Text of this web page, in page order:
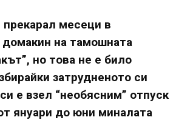
месеци в
на тамошната
но това не е било
затрудненото си
е взел “необясним” отпуск
януари до юни миналата